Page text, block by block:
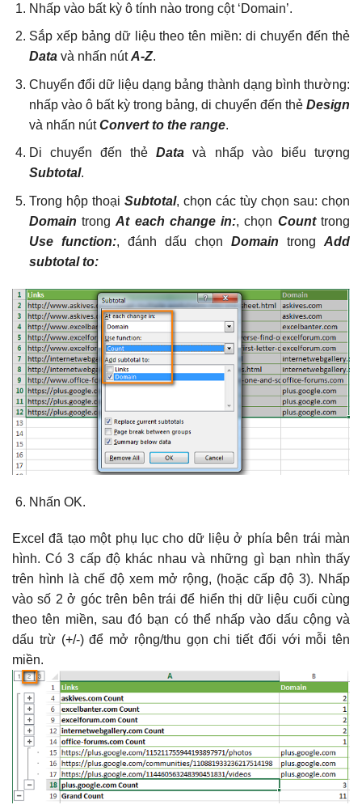
Nhấp vào bất kỳ ô tính nào trong cột ‘Domain’.
Sắp xếp bảng dữ liệu theo tên miền: di chuyển đến thẻ
Datavà nhấn nútA-Z.
Chuyển đổi dữ liệu dạng bảng thành dạng bình thường:
nhấp vào ô bất kỳ trong bảng, di chuyển đến thẻ Design
và nhấn nútConvert to the range.
Di chuyển đến thẻData và nhấp vào biểu tượng
Subtotal.
Trong hộp thoại Subtotal, chọn các tùy chọn sau: chọn
DomaintrongAt each change in:, chọn Counttrong
Use function:, đánh dấu chọn Domain trongAdd
subtotal to:
Nhấn OK.
Excel đã tạo một phụ lục cho dữ liệu ở phía bên trái màn
hình. Có 3 cấp độ khác nhau và những gì bạn nhìn thấy
trên hình là chế độ xem mở rộng, (hoặc cấp độ 3). Nhấp
vào số 2 ở góc trên bên trái để hiển thị dữ liệu cuối cùng
theo tên miền, sau đó bạn có thể nhấp vào dấu cộng và
dấu trừ (+/-) để mở rộng/thu gọn chi tiết đối với mỗi tên
miền.